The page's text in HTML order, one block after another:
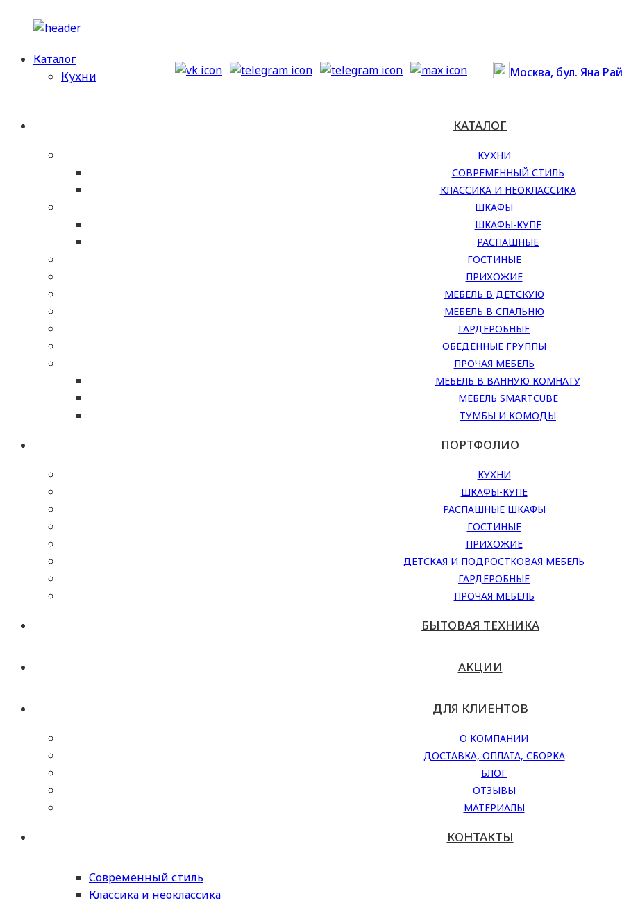
Перейти
содержимому
Москва, бул. Яна
КАТАЛОГ
КУХНИ
СОВРЕМЕННЫЙ СТИЛЬ
КЛАССИКА И НЕОКЛАССИКА
ШКАФЫ
ШКАФЫ-КУПЕ
РАСПАШНЫЕ
ГОСТИНЫЕ
ПРИХОЖИЕ
МЕБЕЛЬ В ДЕТСКУЮ
МЕБЕЛЬ В СПАЛЬНЮ
ГАРДЕРОБНЫЕ
ОБЕДЕННЫЕ ГРУППЫ
ПРОЧАЯ МЕБЕЛЬ
МЕБЕЛЬ В ВАННУЮ КОМНАТУ
МЕБЕЛЬ SMARTCUBE
ТУМБЫ И КОМОДЫ
ПОРТФОЛИО
КУХНИ
ШКАФЫ-КУПЕ
РАСПАШНЫЕ ШКАФЫ
ГОСТИНЫЕ
ПРИХОЖИЕ
ДЕТСКАЯ И ПОДРОСТКОВАЯ МЕБЕЛЬ
ГАРДЕРОБНЫЕ
ПРОЧАЯ МЕБЕЛЬ
БЫТОВАЯ ТЕХНИКА
АКЦИИ
ДЛЯ КЛИЕНТОВ
О КОМПАНИИ
ДОСТАВКА, ОПЛАТА, СБОРКА
БЛОГ
ОТЗЫВЫ
МАТЕРИАЛЫ
КОНТАКТЫ
Каталог
Кухни
Современный стиль
Классика и неоклассика